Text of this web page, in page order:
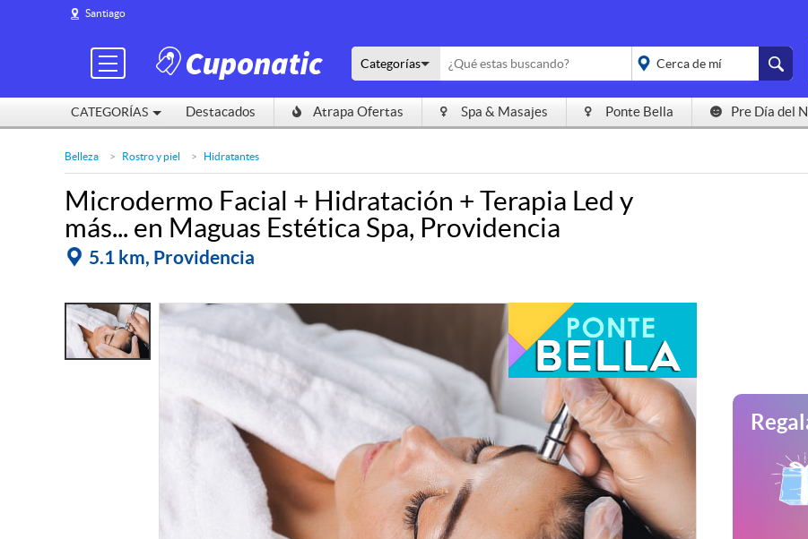
Santiago
CATEGORÍAS
Categorías
placeholder="Todo el
Destacados Atrapa Ofertas Spa & Masajes Ponte Bella Pre Día del
Belleza Rostro y piel Hidratantes
Microdermo Facial + Hidratación + Terapia Led y
más... en Maguas Estética Spa, Providencia
5.1 km, Providencia